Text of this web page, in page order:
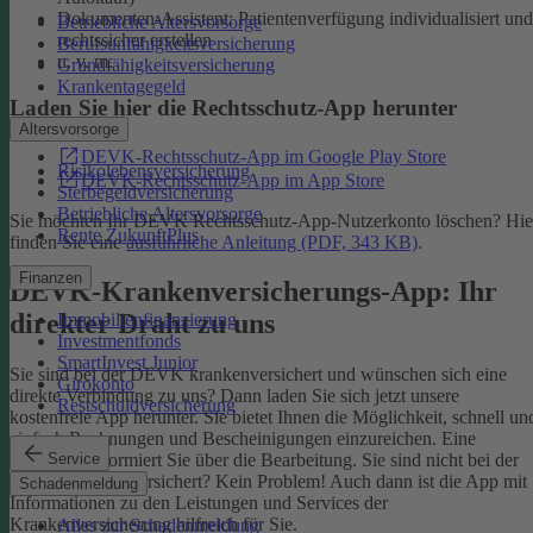
Betriebliche Altersvorsorge
Berufsunfähigkeitsversicherung
Grundfähigkeitsversicherung
Krankentagegeld
Altersvorsorge
Risikolebensversicherung
Sterbegeldversicherung
Betriebliche Altersvorsorge
Rente ZukunftPlus
Finanzen
Immobilienfinanzierung
Investmentfonds
SmartInvest Junior
Girokonto
Restschuldversicherung
Service
Schadenmeldung
Alles zur Schadenmeldung
Dokumenten-Assistent: Patientenverfügung individualisiert und
rechtssicher erstellen
u. v. m.
Laden Sie hier die Rechtsschutz-App herunter
DEVK-Rechtsschutz-App im Google Play Store
DEVK-Rechtsschutz-App im App Store
Sie möchten Ihr DEVK Rechtsschutz-App-Nutzerkonto löschen?
finden Sie eineausführliche Anleitung (PDF, 343 KB).
DEVK-Krankenversicherungs-App: Ihr
direkter Draht zu uns
Sie sind bei der DEVK krankenversichert und wünschen sich eine
direkte Verbindung zu uns? Dann laden Sie sich jetzt unsere
kostenfreie App herunter. Sie bietet Ihnen die Möglichkeit, schnell
einfach Rechnungen und Bescheinigungen einzureichen. Eine
Nachricht informiert Sie über die Bearbeitung. Sie sind nicht bei der
DEVK krankenversichert? Kein Problem! Auch dann ist die App mit
Informationen zu den Leistungen und Services der
Krankenversicherung hilfreich für Sie.